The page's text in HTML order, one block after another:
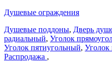
Душевые ограждения
Душевые поддоны, Дверь
радиальный, Уголок
Уголок пятиугольный, Уголок
Распродажа ,